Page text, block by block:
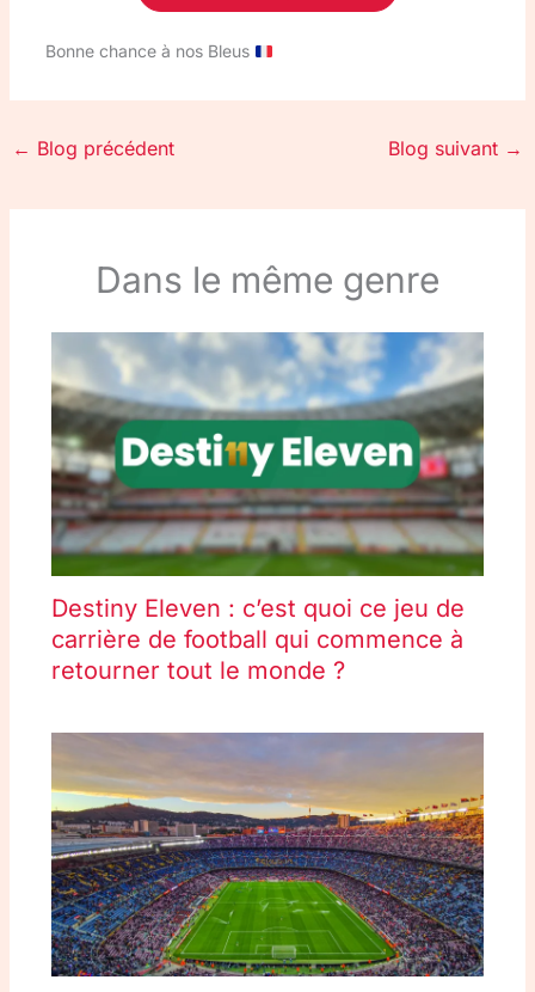
Bonne chance à nos Bleus
← Blog précédent Blog suivant →
Dans le même genre
Destiny Eleven : c’est quoi ce jeu de
carrière de football qui commence à
retourner tout le monde ?